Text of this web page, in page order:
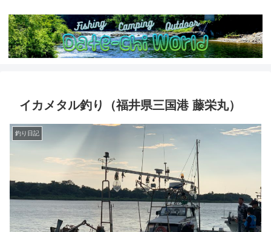
イカメタル釣り（福井県三国港 藤栄丸）
釣り日記